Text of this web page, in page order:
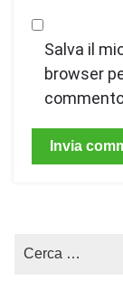
Salva il
browser